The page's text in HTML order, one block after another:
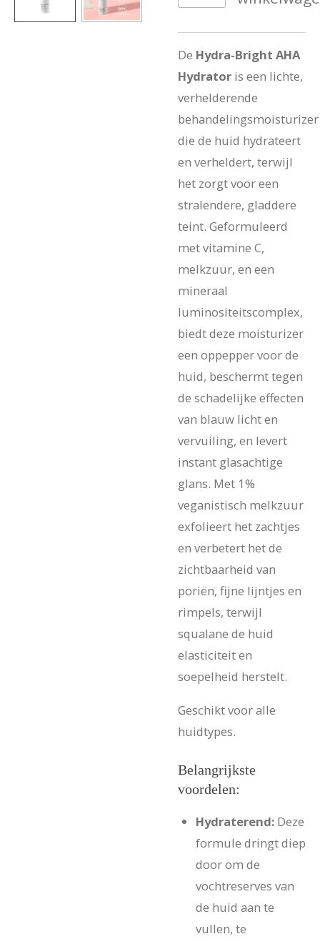
De Hydra-Bright AHA
Hydrator is een lichte,
verhelderende
behandelingsmoisturizer
die de huid hydrateert
en verheldert, terwijl
het zorgt voor een
stralendere, gladdere
teint. Geformuleerd
met vitamine C,
melkzuur, en een
mineraal
luminositeitscomplex,
biedt deze moisturizer
een oppepper voor de
huid, beschermt tegen
de schadelijke effecten
van blauw licht en
vervuiling, en levert
instant glasachtige
glans. Met 1%
veganistisch melkzuur
exfolieert het zachtjes
en verbetert het de
zichtbaarheid van
poriën, fijne lijntjes en
rimpels, terwijl
squalane de huid
elasticiteit en
soepelheid herstelt.
Geschikt voor alle
huidtypes.
Belangrijkste
voordelen:
Hydraterend: Deze
formule dringt diep
door om de
vochtreserves van
de huid aan te
vullen, te